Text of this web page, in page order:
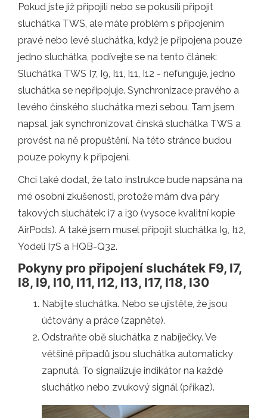
Pokud jste již připojili nebo se pokusili připojit
sluchátka TWS, ale máte problém s připojením
pravé nebo levé sluchátka, když je připojena pouze
jedno sluchátka, podívejte se na tento článek:
Sluchátka TWS I7, I9, I11, I11, I12 - nefunguje, jedno
sluchátka se nepřipojuje. Synchronizace pravého a
levého čínského sluchátka mezi sebou. Tam jsem
napsal, jak synchronizovat čínská sluchátka TWS a
provést na ně propuštění. Na této stránce budou
pouze pokyny k připojení.
Chci také dodat, že tato instrukce bude napsána na
mé osobní zkušenosti, protože mám dva páry
takových sluchátek: i7 a i30 (vysoce kvalitní kopie
AirPods). A také jsem musel připojit sluchátka I9, I12,
Yodeli I7S a HQB-Q32.
Pokyny pro připojení sluchátek F9, I7,
I8, I9, I10, I11, I12, I13, I17, I18, I30
Nabijte sluchátka. Nebo se ujistěte, že jsou
účtovány a práce (zapněte).
Odstraňte obě sluchátka z nabíječky. Ve
většině případů jsou sluchátka automaticky
zapnutá. To signalizuje indikátor na každé
sluchátko nebo zvukový signál (příkaz).